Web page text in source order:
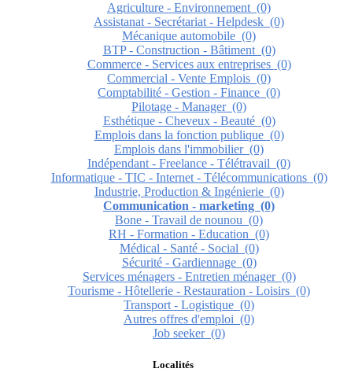
Agriculture - Environnement (0)
Assistanat - Secrétariat - Helpdesk (0)
Mécanique automobile (0)
BTP - Construction - Bâtiment (0)
Commerce - Services aux entreprises (0)
Commercial - Vente Emplois (0)
Comptabilité - Gestion - Finance (0)
Pilotage - Manager (0)
Esthétique - Cheveux - Beauté (0)
Emplois dans la fonction publique (0)
Emplois dans l'immobilier (0)
Indépendant - Freelance - Télétravail (0)
Informatique - TIC - Internet - Télécommunications (0)
Industrie, Production & Ingénierie (0)
Communication - marketing (0)
Bone - Travail de nounou (0)
RH - Formation - Education (0)
Médical - Santé - Social (0)
Sécurité - Gardiennage (0)
Services ménagers - Entretien ménager (0)
Tourisme - Hôtellerie - Restauration - Loisirs (0)
Transport - Logistique (0)
Autres offres d'emploi (0)
Job seeker (0)
Localités